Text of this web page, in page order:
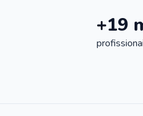
+19